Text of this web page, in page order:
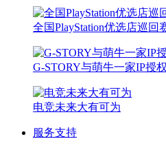
全国PlayStation优选店巡
G-STORY与萌牛一家IP授
电竞未来大有可为
服务支持